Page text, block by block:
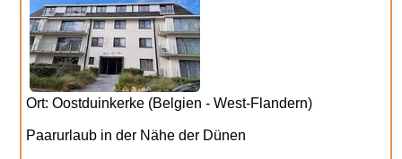
Ort: Oostduinkerke (Belgien - West-Flandern)
Paarurlaub in der Nähe der Dünen